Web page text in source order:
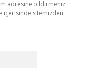
adresine bildirmeniz
içerisinde sitemizden